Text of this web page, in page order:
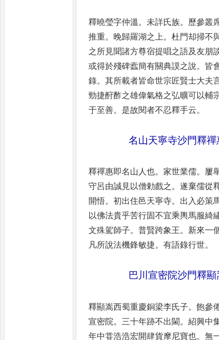
釋曉瑩字仲溫。未詳氏族。 歷參叢
推重。 晚歸羅湖之上。杜門却掃不
之所見聞諸方尊宿提唱之語及友朋
或得於殘碑蠧簡有關典謨之說。 皆
錄。其所載者皆命世宗匠賢士大夫
勁捷酧酢之雄偉氣格之弘曠可以輔
于至善。 是故閱者不忍釋手云。
名山天寧寺沙門釋
釋禪惠即名山人也。 家世業儒。 屢
守呂由誠見以僧勅戲之。遂棄儒從
開悟。初出住邑天寧寺。 出入必策
以佛法貴乎苦行固不宜乘輿馬服綺
文殊駕師子。普賢跨象王。 新來一
凡所說法機鋒敏捷。有語錄行世。
巴川宣密院沙門釋
釋顯嵩西蜀重慶銅梁李氏子。飽參
宣密院。三十年跡不出閫。紹興中
年中甞浩浩宏開肆貨摩尼寶也。無